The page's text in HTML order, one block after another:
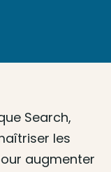
Search,
les
augmenter